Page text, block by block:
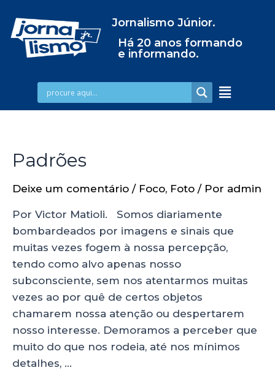
Jornalismo Júnior.
Há 20 anos formando
e informando.
Padrões
Deixe um comentário / Foco, Foto / Por admin
Por Victor Matioli. Somos diariamente
bombardeados por imagens e sinais que
muitas vezes fogem à nossa percepção,
tendo como alvo apenas nosso
subconsciente, sem nos atentarmos muitas
vezes ao por quê de certos objetos
chamarem nossa atenção ou despertarem
nosso interesse. Demoramos a perceber que
muito do que nos rodeia, até nos mínimos
detalhes, …